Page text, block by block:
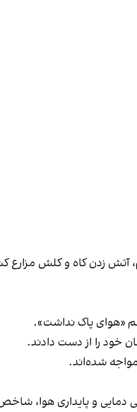
زدن کاه و کلش
«هوای پاک نداشت».
مواجه‌ شده‌اند.
دمایی و پایداری هوا،